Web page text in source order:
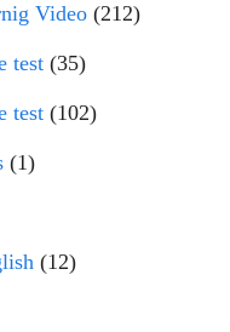
Video (212)
test (35)
test (102)
(1)
(12)